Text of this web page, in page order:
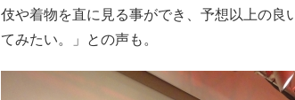
伎や着物を直に見る事ができ、予想以上の良
てみたい。」との声も。